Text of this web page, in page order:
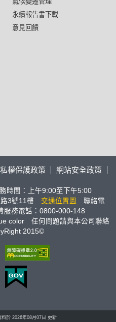
永續報告書下載
意見回饋
權保護政策
網站安全政策
時間：上午9:00至下午5:00
3號11樓
交通位置圖
聯絡電
務電話：0800-000-148
color 任何問題請與本公司聯絡
2015©
料於 2026年08月07日 更新